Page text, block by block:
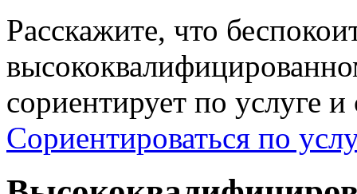
Расскажите, что
сориентирует по услуге
Сориентироваться по